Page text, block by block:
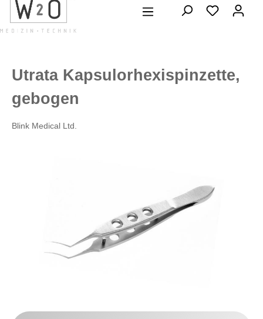
springen
Utrata Kapsulorhexispinzette,
gebogen
Blink Medical Ltd.